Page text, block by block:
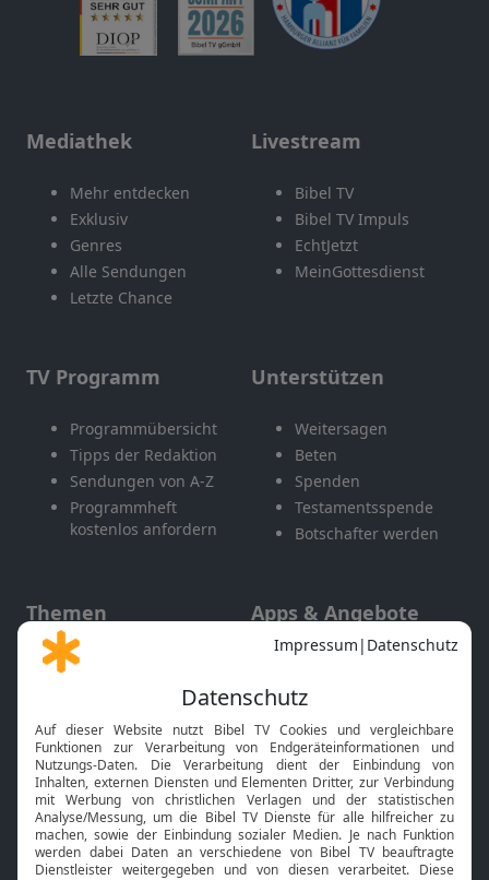
Mediathek
Mehr entdecken
Exklusiv
Genres
Alle Sendungen
Letzte Chance
Livestream
Bibel TV
Bibel TV Impuls
EchtJetzt
MeinGottesdienst
TV Programm
Programmübersicht
Tipps der Redaktion
Sendungen von A-Z
Programmheft
kostenlos anfordern
Unterstützen
Weitersagen
Beten
Spenden
Testamentsspende
Botschafter werden
Themen
Gott und Bibel erklärt
Neuigkeiten
Apps & Angebote
Mobile App
Smart TV
HbbTV
Bibelthek Online-Bibel
Nächster Gottesdienst